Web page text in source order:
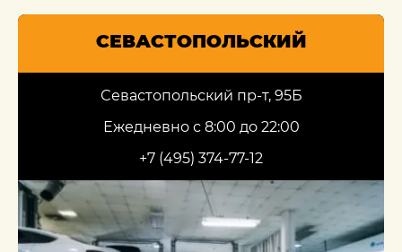
СЕВАСТОПОЛЬСКИЙ
Севастопольский пр-т, 95Б
Ежедневно с 8:00 до 22:00
+7 (495) 374-77-12